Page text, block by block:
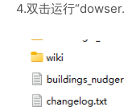
4.双击运行